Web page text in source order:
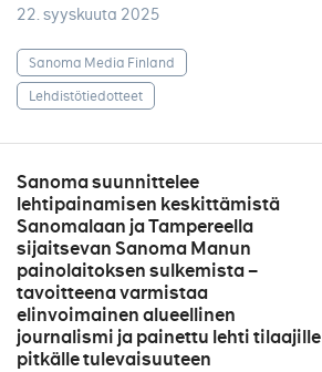
22. syyskuuta 2025
Sanoma Media Finland
Lehdistötiedotteet
Sanoma suunnittelee
lehtipainamisen keskittämistä
Sanomalaan ja Tampereella
sijaitsevan Sanoma Manun
painolaitoksen sulkemista –
tavoitteena varmistaa
elinvoimainen alueellinen
journalismi ja painettu lehti tilaajille
pitkälle tulevaisuuteen